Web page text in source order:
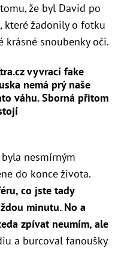
že byl David po
které žadonily o fotku
krásné snoubenky oči.
vyvrací fake
nemá prý naše
váhu. Sborná přitom
nesmírným
do konce života.
co jste tady
minutu. No a
zpívat neumím, ale
a burcoval fanoušky